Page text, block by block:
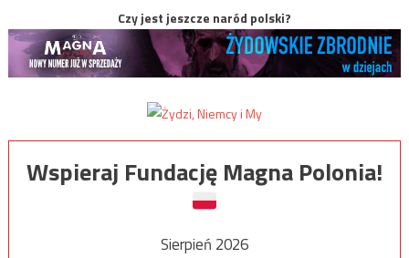
Czy jest jeszcze naród polski?
Wspieraj Fundację Magna Polonia!
Sierpień 2026